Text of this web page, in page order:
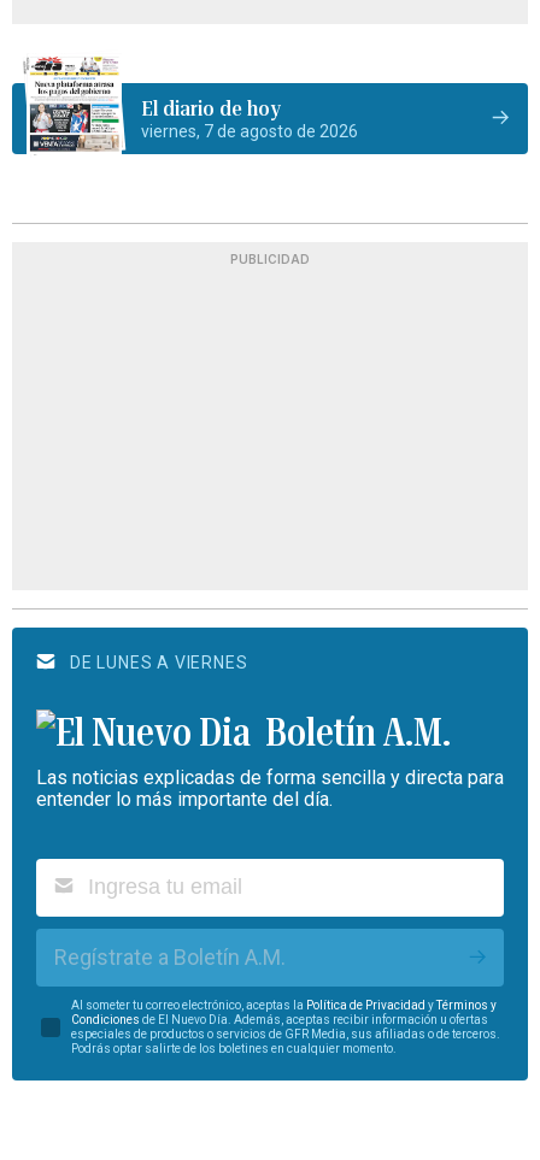
El diario de hoy
viernes, 7 de agosto de 2026
PUBLICIDAD
DE LUNES A VIERNES
Boletín A.M.
Las noticias explicadas de forma sencilla y directa para
entender lo más importante del día.
Regístrate a Boletín A.M.
Al someter tu correo electrónico, aceptas la Política de Privacidad yTérminos y
Condiciones de El Nuevo Día. Además, aceptas recibir información u ofertas
especiales de productos o servicios de GFR Media, sus afiliadas o de terceros.
Podrás optar salirte de los boletines en cualquier momento.